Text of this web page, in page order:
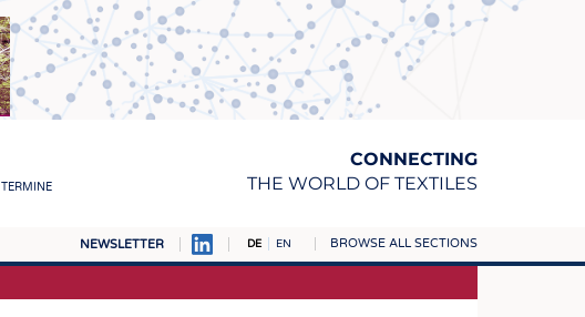
CONNECTING
THE WORLD OF TEXTILES
TERMINE
NEWSLETTER DE EN BROWSE ALL SECTIONS